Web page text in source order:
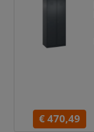
€ 470,49